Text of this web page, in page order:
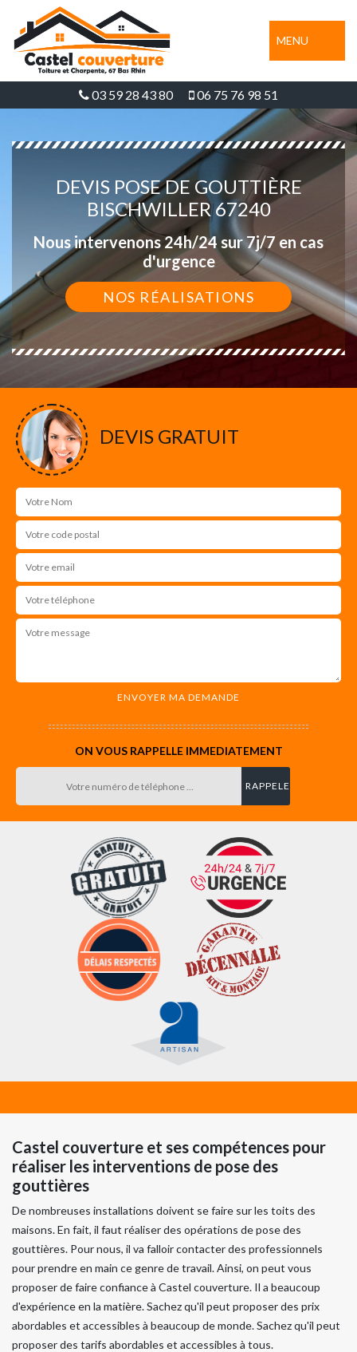
MENU
03 59 28 43 80 06 75 76 98 51
DEVIS POSE DE GOUTTIÈRE
BISCHWILLER 67240
Nous intervenons 24h/24 sur 7j/7 en cas
d'urgence
NOS RÉALISATIONS
DEVIS GRATUIT
ON VOUS RAPPELLE IMMEDIATEMENT
Castel couverture et ses compétences pour
réaliser les interventions de pose des
gouttières
De nombreuses installations doivent se faire sur les toits des
maisons. En fait, il faut réaliser des opérations de pose des
gouttières. Pour nous, il va falloir contacter des professionnels
pour prendre en main ce genre de travail. Ainsi, on peut vous
proposer de faire confiance à Castel couverture. Il a beaucoup
d'expérience en la matière. Sachez qu'il peut proposer des prix
abordables et accessibles à beaucoup de monde. Sachez qu'il peut
proposer des tarifs abordables et accessibles à tous.